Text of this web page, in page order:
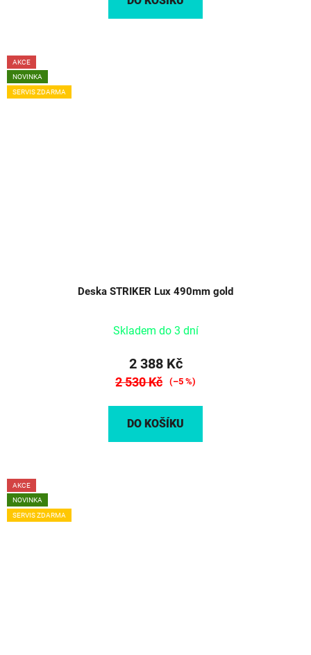
AKCE
NOVINKA
SERVIS ZDARMA
Deska STRIKER Lux 490mm gold
Skladem do 3 dní
2 388 Kč
2 530 Kč (–5 %)
DO KOŠÍKU
AKCE
NOVINKA
SERVIS ZDARMA